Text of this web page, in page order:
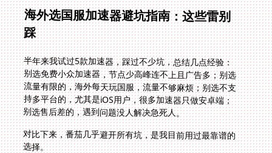
海外选国服加速器避坑指南：这些雷别
踩
半年来我试过5款加速器，踩过不少坑，总结几点经验：
别选免费小众加速器，节点少高峰连不上且广告多；别选
流量有限的，海外每天玩国服，流量不够麻烦；别选不支
持多平台的，尤其是iOS用户，很多加速器只做安卓端；
别选售后差的，遇到问题没人解决急死人。
对比下来，番茄几乎避开所有坑，是我目前用过最靠谱的
选择。